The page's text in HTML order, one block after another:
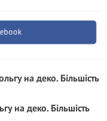
на деко. Більшість